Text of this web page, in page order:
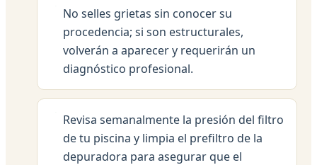
No selles grietas sin conocer su
procedencia; si son estructurales,
volverán a aparecer y requerirán un
diagnóstico profesional.
Revisa semanalmente la presión del filtro
de tu piscina y limpia el prefiltro de la
depuradora para asegurar que el